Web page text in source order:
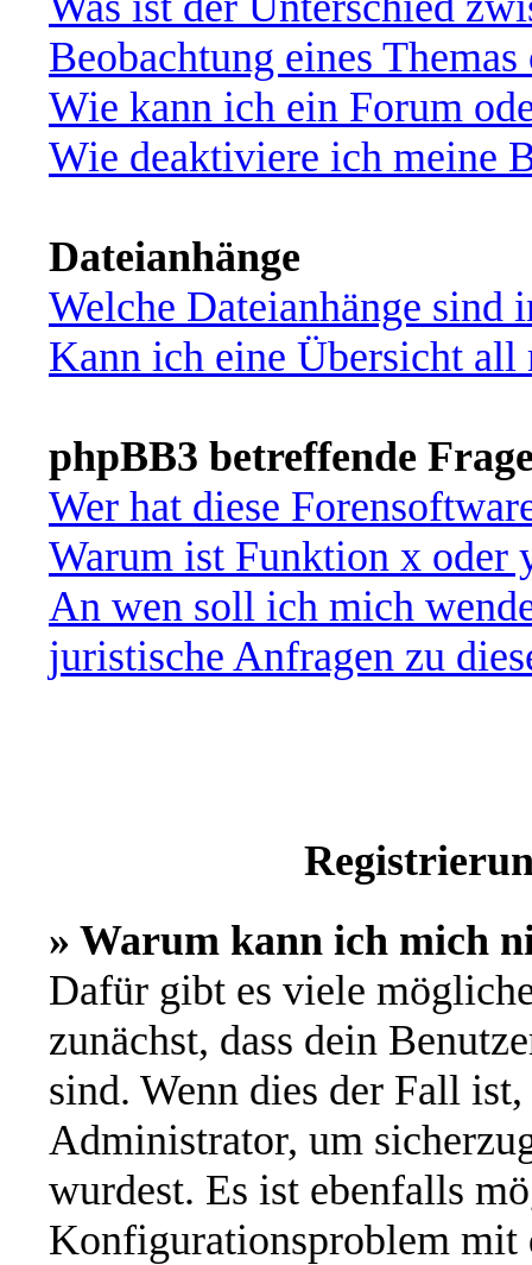
Beobachtung eines
Wie kann ich ein Forum
Wie deaktiviere ich meine
Dateianhänge
Welche Dateianhänge sind
Kann ich eine Übersicht all
phpBB3 betreffende
Wer hat diese
Warum ist Funktion x oder
An wen soll ich mich
juristische Anfragen zu
» Warum kann ich mich
Dafür gibt es viele
zunächst, dass dein
sind. Wenn dies der Fall
Administrator, um
wurdest. Es ist ebenfalls
Konfigurationsproblem mit